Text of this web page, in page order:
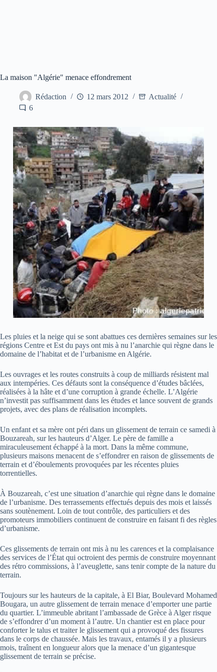
La maison "Algérie" menace effondrement
Rédaction 12 mars 2012
Actualité
6
Les pluies et la neige qui se sont abattues ces dernières semaines sur les
régions Centre et Est du pays ont mis à nu l’anarchie qui règne dans le
domaine de l’habitat et de l’urbanisme en Algérie.
Les ouvrages et les routes construits à coup de milliards résistent mal
aux intempéries. Ces défauts sont la conséquence d’études bâclées,
réalisées à la hâte et d’une corruption à grande échelle. L’Algérie
n’investit pas suffisamment dans les études et lance souvent de grands
projets, avec des plans de réalisation incomplets.
Un enfant et sa mère ont péri dans un glissement de terrain ce samedi à
Bouzareah, sur les hauteurs d’Alger. Le père de famille a
miraculeusement échappé à la mort. Dans la même commune,
plusieurs maisons menacent de s’effondrer en raison de glissements de
terrain et d’éboulements provoquées par les récentes pluies
torrentielles.
À Bouzareah, c’est une situation d’anarchie qui règne dans le domaine
de l’urbanisme. Des terrassements effectués depuis des mois et laissés
sans soutènement. Loin de tout contrôle, des particuliers et des
promoteurs immobiliers continuent de construire en faisant fi des règles
d’urbanisme.
Ces glissements de terrain ont mis à nu les carences et la complaisance
des services de l’État qui octroient des permis de construire moyennant
des rétro commissions, à l’aveuglette, sans tenir compte de la nature du
terrain.
Toujours sur les hauteurs de la capitale, à El Biar, Boulevard Mohamed
Bougara, un autre glissement de terrain menace d’emporter une partie
du quartier. L’immeuble abritant l’ambassade de Grèce à Alger risque
de s’effondrer d’un moment à l’autre. Un chantier est en place pour
conforter le talus et traiter le glissement qui a provoqué des fissures
dans le corps de chaussée. Mais les travaux, entamés il y a plusieurs
mois, traînent en longueur alors que la menace d’un gigantesque
glissement de terrain se précise.